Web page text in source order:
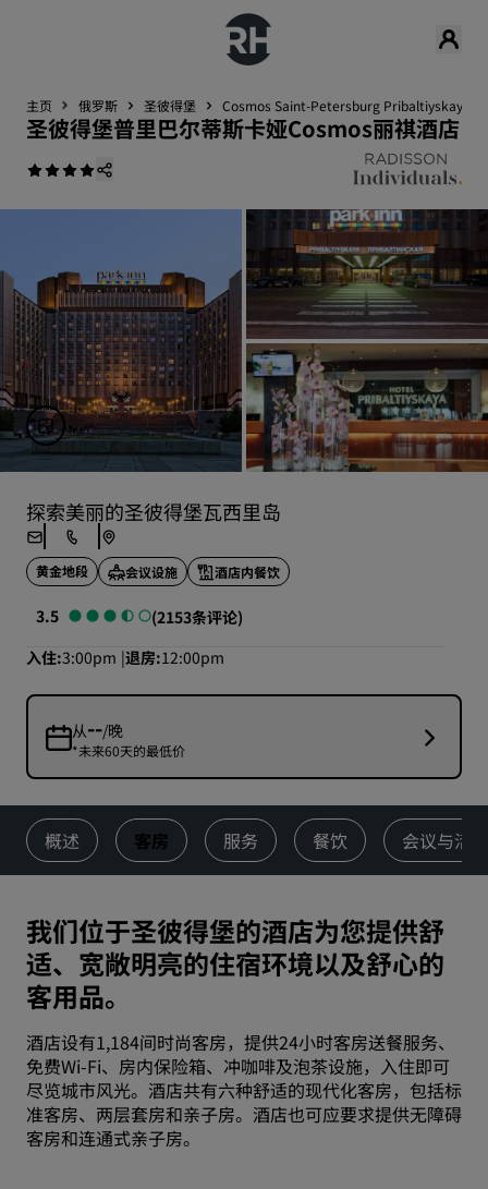
主页 俄罗斯 圣彼得堡 Cosmos Saint-Petersburg Pribaltiyskaya
圣彼得堡普里巴尔蒂斯卡娅Cosmos丽祺酒店
探索美丽的圣彼得堡瓦西里岛
黄金地段 会议设施 酒店内餐饮
3.5
(2153条评论)
入住 3:00pm 退房 12:00pm
从--/晚
*未来60天的最低价
概述 客房 服务 餐饮 会议与活动
我们位于圣彼得堡的酒店为您提供舒
适、宽敞明亮的住宿环境以及舒心的
客用品。
酒店设有1,184间时尚客房，提供24小时客房送餐服务、
免费Wi-Fi、房内保险箱、冲咖啡及泡茶设施，入住即可
尽览城市风光。酒店共有六种舒适的现代化客房，包括标
准客房、两层套房和亲子房。酒店也可应要求提供无障碍
客房和连通式亲子房。